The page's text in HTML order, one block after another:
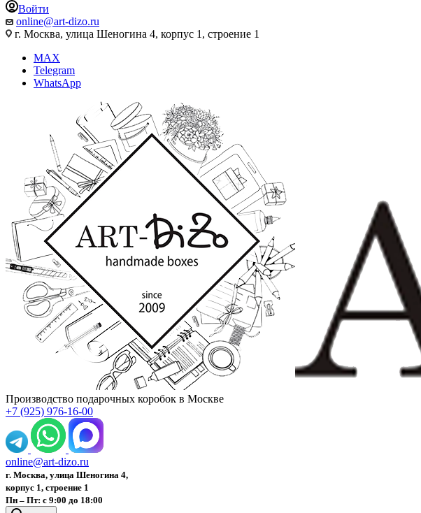
Войти
online@art-dizo.ru
г. Москва, улица Шеногина 4, корпус 1, строение 1
MAX
Telegram
WhatsApp
Производство подарочных коробок в Москве
+7 (925) 976-16-00
online@art-dizo.ru
г. Москва, улица Шеногина 4,
корпус 1, строение 1
Пн – Пт: с 9:00 до 18:00